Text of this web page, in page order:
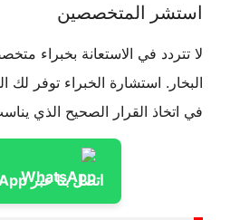
استشر المتخصصين
لا تتردد في الاستعانة بخبراء
البخار. استشارة الخبراء توفر
في اتخاذ القرار الصحيح الذي
اتصل بنا عبر WhatsApp